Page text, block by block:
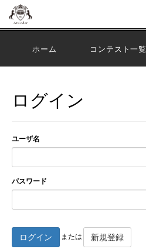
ホーム コンテスト一覧
ログイン
ユーザ名
パスワード
ログイン または 新規登録